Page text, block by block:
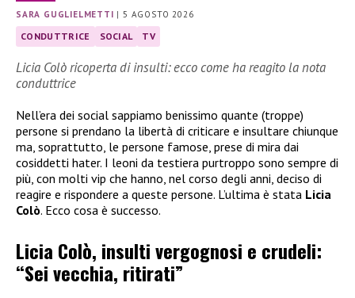
SARA GUGLIELMETTI | 5 AGOSTO 2026
CONDUTTRICE SOCIAL TV
Licia Colò ricoperta di insulti: ecco come ha reagito la nota
conduttrice
Nell’era dei social sappiamo benissimo quante (troppe)
persone si prendano la libertà di criticare e insultare chiunque
ma, soprattutto, le persone famose, prese di mira dai
cosiddetti hater. I leoni da testiera purtroppo sono sempre di
più, con molti vip che hanno, nel corso degli anni, deciso di
reagire e rispondere a queste persone. L’ultima è stata Licia
Colò. Ecco cosa è successo.
Licia Colò, insulti vergognosi e crudeli:
“Sei vecchia, ritirati”